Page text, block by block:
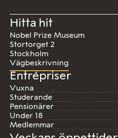
Hitta hit
Nobel Prize Museum
Stortorget 2
Stockholm
Vägbeskrivning
Entrépriser
Vuxna
Studerande
Pensionärer
Under 18
Medlemmar